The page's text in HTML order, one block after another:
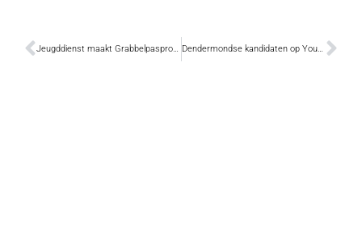
Jeugddienst maakt Grabbelpasprogramma bekend Dendermondse kandidaten op YouTube